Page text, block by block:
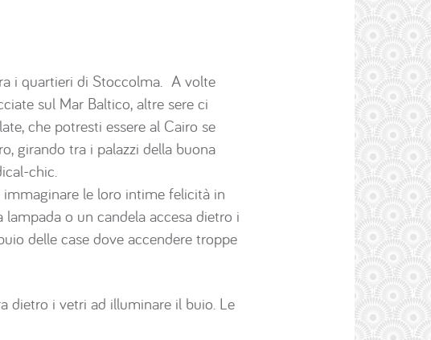
i quartieri di Stoccolma. A volte
sul Mar Baltico, altre sere ci
che potresti essere al Cairo se
girando tra i palazzi della buona
chic.
le loro intime felicità in
o un candela accesa dietro i
delle case dove accendere troppe
dietro i vetri ad illuminare il buio. Le